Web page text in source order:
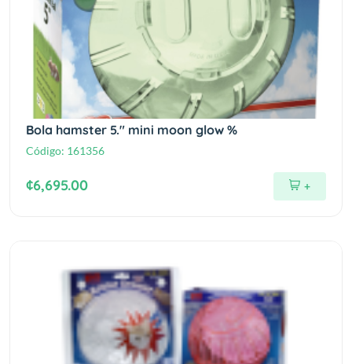
Bola hamster 5." mini moon glow %
Código: 161356
¢6,695.00 +